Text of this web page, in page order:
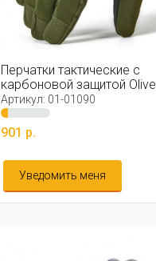
Перчатки тактические с
карбоновой защитой Olive
Артикул: 01-01090
901 р.
Уведомить меня